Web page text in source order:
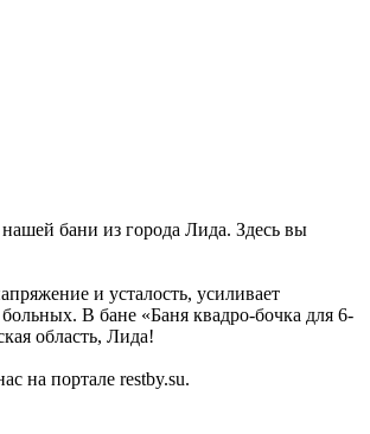
бани из города Лида. Здесь вы
и усталость, усиливает
В бане «Баня квадро-бочка для 6-
область, Лида!
на портале restby.su.